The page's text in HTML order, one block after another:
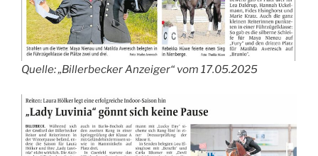
Quelle: „Billerbecker Anzeiger“ vom 17.05.2025